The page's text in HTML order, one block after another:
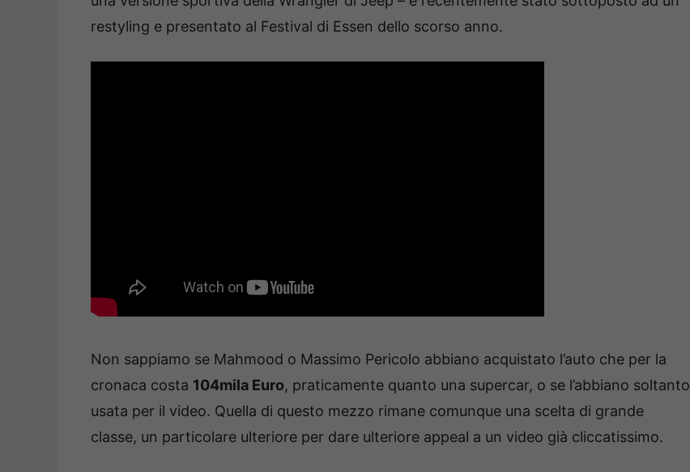
restyling e presentato al Festival di Essen dello scorso anno.
Non sappiamo se Mahmood o Massimo Pericolo abbiano acquistato l’auto che per la
cronaca costa 104mila Euro, praticamente quanto una supercar, o se l’abbiano soltanto
usata per il video. Quella di questo mezzo rimane comunque una scelta di grande
classe, un particolare ulteriore per dare ulteriore appeal a un video già cliccatissimo.